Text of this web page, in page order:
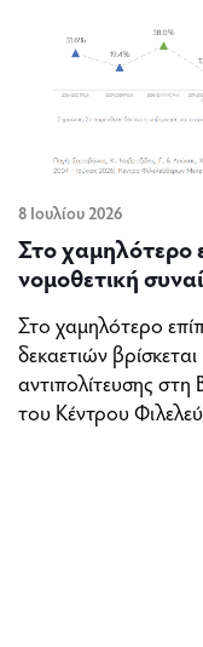
8 Ιουλίου 2026
Στο χαμηλότερο
νομοθετική
Στο χαμηλότερο
δεκαετιών
αντιπολίτευσης
του Κέντρου